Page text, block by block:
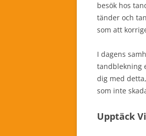
besök hos
tänder och
som att
I dagens
tandblekning
dig med
som inte
Upptäck